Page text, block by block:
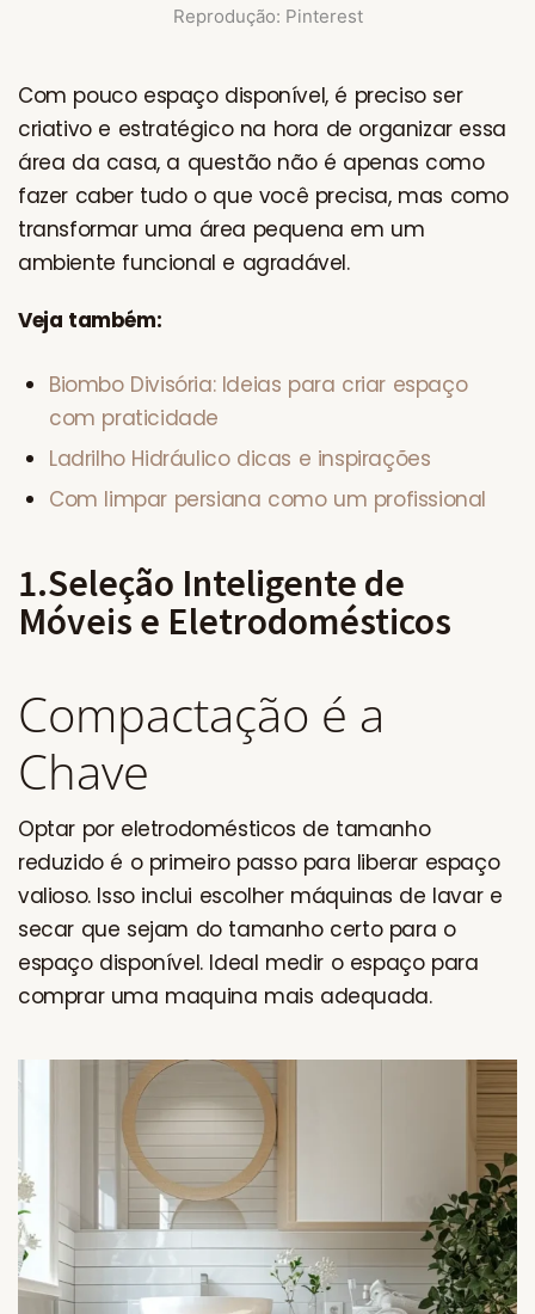
Reprodução: Pinterest
Com pouco espaço disponível, é preciso ser
criativo e estratégico na hora de organizar essa
área da casa, a questão não é apenas como
fazer caber tudo o que você precisa, mas como
transformar uma área pequena em um
ambiente funcional e agradável.
Veja também:
Biombo Divisória: Ideias para criar espaço
com praticidade
Ladrilho Hidráulico dicas e inspirações
Com limpar persiana como um profissional
1.Seleção Inteligente de
Móveis e Eletrodomésticos
Compactação é a
Chave
Optar por eletrodomésticos de tamanho
reduzido é o primeiro passo para liberar espaço
valioso. Isso inclui escolher máquinas de lavar e
secar que sejam do tamanho certo para o
espaço disponível. Ideal medir o espaço para
comprar uma maquina mais adequada.